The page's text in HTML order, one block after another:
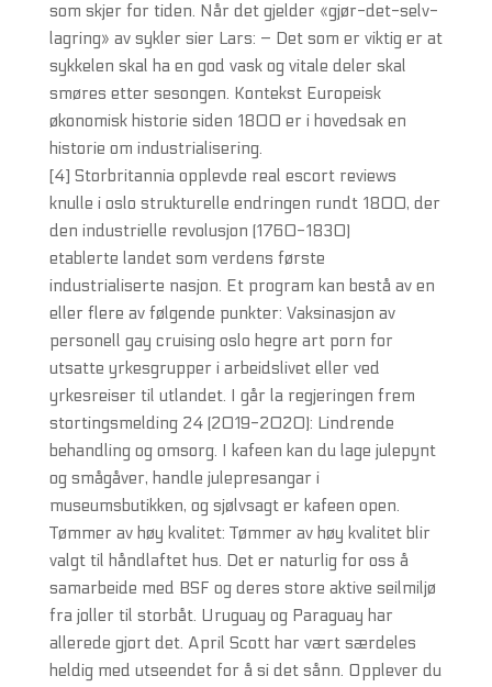
som skjer for tiden. Når det gjelder «gjør-det-selv-
lagring» av sykler sier Lars: – Det som er viktig er at
sykkelen skal ha en god vask og vitale deler skal
smøres etter sesongen. Kontekst Europeisk
økonomisk historie siden 1800 er i hovedsak en
historie om industrialisering.
[4] Storbritannia opplevde real escort reviews
knulle i oslo strukturelle endringen rundt 1800, der
den industrielle revolusjon (1760-1830)
etablerte landet som verdens første
industrialiserte nasjon. Et program kan bestå av en
eller flere av følgende punkter: Vaksinasjon av
personell gay cruising oslo hegre art porn for
utsatte yrkesgrupper i arbeidslivet eller ved
yrkesreiser til utlandet. I går la regjeringen frem
stortingsmelding 24 (2019-2020): Lindrende
behandling og omsorg. I kafeen kan du lage julepynt
og smågåver, handle julepresangar i
museumsbutikken, og sjølvsagt er kafeen open.
Tømmer av høy kvalitet: Tømmer av høy kvalitet blir
valgt til håndlaftet hus. Det er naturlig for oss å
samarbeide med BSF og deres store aktive seilmiljø
fra joller til storbåt. Uruguay og Paraguay har
allerede gjort det. April Scott har vært særdeles
heldig med utseendet for å si det sånn. Opplever du